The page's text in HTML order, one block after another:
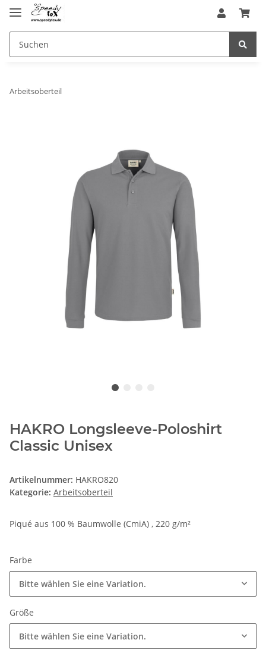
Arbeitsoberteil
HAKRO Longsleeve-Poloshirt
Classic Unisex
Artikelnummer: HAKRO820
Kategorie: Arbeitsoberteil
Piqué aus 100 % Baumwolle (CmiA) , 220 g/m²
Farbe
Bitte wählen Sie eine Variation.
Größe
Bitte wählen Sie eine Variation.